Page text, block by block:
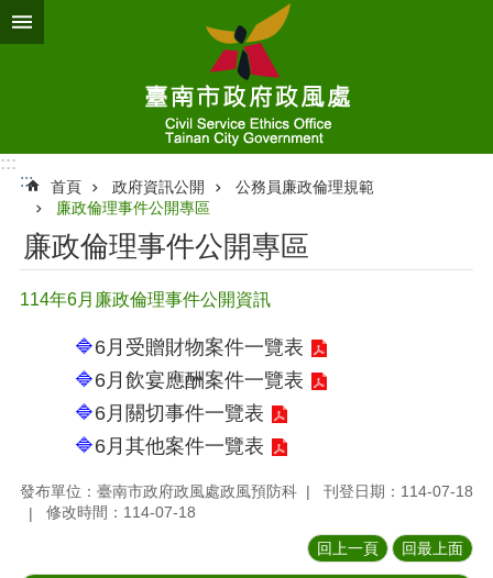
跳到主要內容區塊
:::
:::
首頁 政府資訊公開
公務員廉政倫理規範
廉政倫理事件公開專區
廉政倫理事件公開專區
114年6月廉政倫理事件公開資訊
🔷6月受贈財物案件一覽表
🔷6月飲宴應酬案件一覽表
🔷6月關切事件一覽表
🔷6月其他案件一覽表
發布單位：臺南市政府政風處政風預防科
刊登日期：114-07-18
修改時間：114-07-18
回上一頁 回最上面